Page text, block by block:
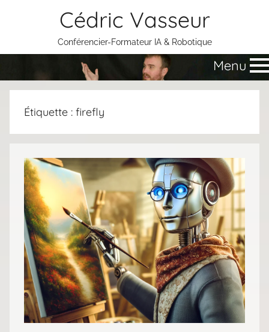
Cédric Vasseur
Conférencier-Formateur IA & Robotique
Menu
Étiquette : firefly